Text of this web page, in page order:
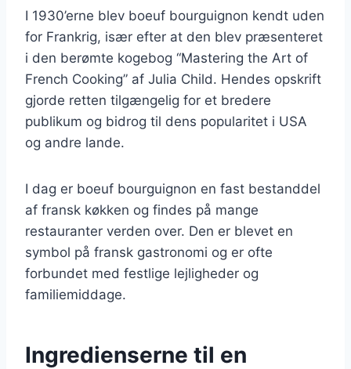
I 1930’erne blev boeuf bourguignon kendt uden
for Frankrig, især efter at den blev præsenteret
i den berømte kogebog “Mastering the Art of
French Cooking” af Julia Child. Hendes opskrift
gjorde retten tilgængelig for et bredere
publikum og bidrog til dens popularitet i USA
og andre lande.
I dag er boeuf bourguignon en fast bestanddel
af fransk køkken og findes på mange
restauranter verden over. Den er blevet en
symbol på fransk gastronomi og er ofte
forbundet med festlige lejligheder og
familiemiddage.
Ingredienserne til en